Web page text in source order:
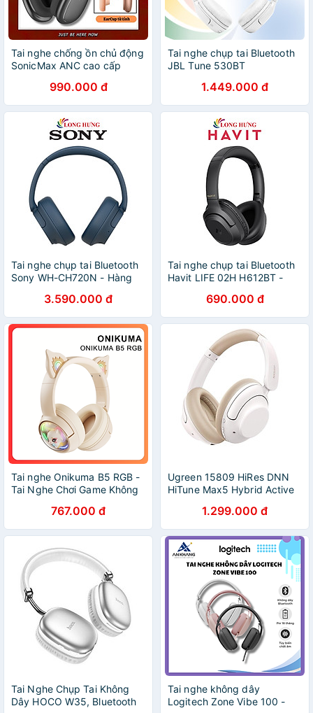
Tai nghe chống ồn chủ động
SonicMax ANC cao cấp
-38dB | Driver 40mm | Pin
40 Giờ | Earcups Xoay |
Headband Thoáng Khí -
hàng nhập khẩu
990.000 đ
Tai nghe chụp tai Bluetooth
JBL Tune 530BT
1.449.000 đ
Tai nghe chụp tai Bluetooth
Sony WH-CH720N - Hàng
3.590.000 đ
Tai nghe chụp tai Bluetooth
Havit LIFE 02H H612BT -
690.000 đ
Tai nghe Onikuma B5 RGB -
Tai Nghe Chơi Game Không
Sức Hút - Hàng Chính Hãng
767.000 đ
Ugreen 15809 HiRes DNN
HiTune Max5 Hybrid Active
chụp OnEar bluetooth chống
ồn màu trắng 43dB ANC pin
90h tặng cáp sạc type c và
cáp 3.5mm HP202
20015809 - Hàng chính
1.299.000 đ
Tai Nghe Chụp Tai Không
Dây HOCO W35, Bluetooth
Tai nghe không dây
Logitech Zone Vibe 100 -